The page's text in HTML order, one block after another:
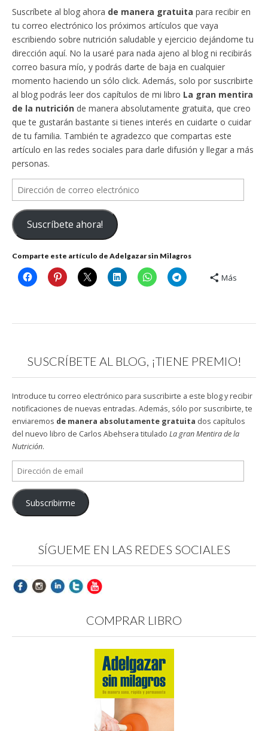
Suscríbete al blog ahora de manera gratuita para recibir en
tu correo electrónico los próximos artículos que vaya
escribiendo sobre nutrición saludable y ejercicio dejándome tu
dirección aquí. No la usaré para nada ajeno al blog ni recibirás
correo basura mío, y podrás darte de baja en cualquier
momento haciendo un sólo click. Además, solo por suscribirte
al blog podrás leer dos capítulos de mi libro La gran mentira
de la nutrición de manera absolutamente gratuita, que creo
que te gustarán bastante si tienes interés en cuidarte o cuidar
de tu familia. También te agradezco que compartas este
artículo en las redes sociales para darle difusión y llegar a más
personas.
Dirección
de
correo
electrónico
Suscríbete ahora!
Comparte este artículo de Adelgazar sin Milagros
Más
SUSCRÍBETE AL BLOG, ¡TIENE PREMIO!
Introduce tu correo electrónico para suscribirte a este blog y recibir
notificaciones de nuevas entradas. Además, sólo por suscribirte, te
enviaremos de manera absolutamente gratuita dos capítulos
del nuevo libro de Carlos Abehsera titulado La gran Mentira de la
Nutrición.
Dirección
de
email
Subscribirme
SÍGUEME EN LAS REDES SOCIALES
COMPRAR LIBRO